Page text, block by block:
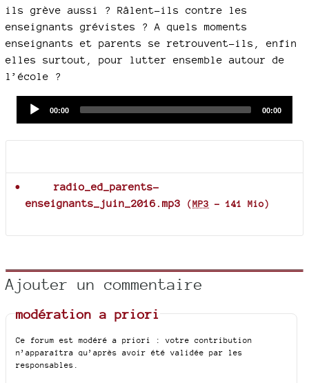
ils grève aussi ? Râlent-ils contre les
enseignants grévistes ? A quels moments
enseignants et parents se retrouvent-ils, enfin
elles surtout, pour lutter ensemble autour de
l’école ?
Current
00:00
Total
00:00
radio_ed_parents-
enseignants_juin_2016.mp3
(MP3 - 141 Mio)
Ajouter un commentaire
modération a priori
Ce forum est modéré a priori : votre contribution
n’apparaîtra qu’après avoir été validée par les
responsables.